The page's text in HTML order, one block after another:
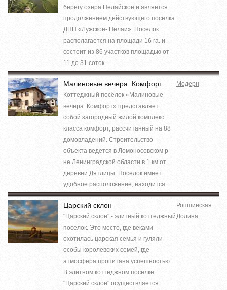
берегу озера Нелайское и является
продолжением действующего поселка
ДНП «Лужское- Нелаи». Поселок
располагается на площади 16 га. и
состоит из 86 участков площадью от
11 до 31 соток....
Малиновые вечера. Комфорт
Коттеджный посёлок «Малиновые
вечера. Комфорт» представляет
собой загородный жилой комплекс
класса комфорт, рассчитанный на 88
домовладений. Строительство
объекта ведется в Ломоносовском р-
не Ленинградской области в 1 км от
деревни Дятлицы. Поселок имеет
удобное расположение, находится ...
Модерн
Царский склон
"Царский склон" - элитный коттеджный
поселок. Это место, где веками
охотилась царская семья и гуляли
особы королевских семей, где
атмосфера пропитана успешностью.
В элитном коттеджном поселке
"Царский склон" осуществляется
Ропшинская
Долина